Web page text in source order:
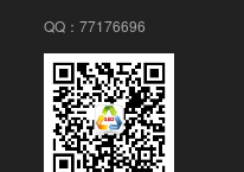
QQ：77176696